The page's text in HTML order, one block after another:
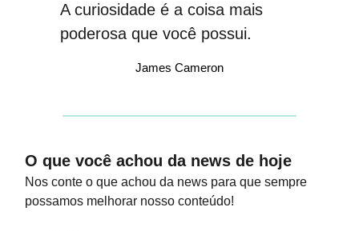
A curiosidade é a coisa mais
poderosa que você possui.
James Cameron
O que você achou da news de hoje
Nos conte o que achou da news para que sempre
possamos melhorar nosso conteúdo!